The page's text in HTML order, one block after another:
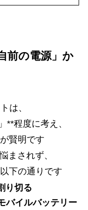
前の電源」か
は、
**程度に考え、
賢明です
まされず、
下の通りです
り切る
バイルバッテリー